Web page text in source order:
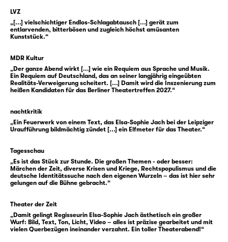
das weniger am biedermeierlichen
Familienbild kratzte.
Ein andermal durften die Märchenfiguren
weiterziehen ins Kino. Aschenputtel sogar
mehrfach: Da hatte sie plötzlich verzauberte
Haselnüsse bekommen, musste sich dafür
Disney sie zeichnete, kam die rettende Hilfe
statt von Tauben nun von einer Horde
Mäuse. Dazu gab es einen gläsernen Schuh,
drei Oscar-Nominierungen, eine eigene
Barbie-Ausgabe sowie diverse andere
Merchandise-Produkte für Cinderella, wie sie
international genannt wurde.
Noch einige Jahre zogen ins Land, da trug es
sich zu, dass viele friedliche Menschen eine
LVZ
„[...] vielschichtiger Endlos-Schlagabtausch [...] gerät zum
entlarvenden, bitterbösen und zugleich höchst amüsanten
Kunststück.“
MDR Kultur
„Der ganze Abend wirkt [...] wie ein Requiem aus Sprache und Musik.
Ein Requiem auf Deutschland, das an seiner langjährig eingeübten
Realitäts-Verweigerung scheitert. [...] Damit wird die Inszenierung zum
heißen Kandidaten für das Berliner Theatertreffen 2027.“
nachtkritik
„Ein Feuerwerk von einem Text, das Elsa-Sophie Jach bei der Leipziger
Uraufführung bildmächtig zündet [...] ein Elfmeter für das Theater.“
Tagesschau
„Es ist das Stück zur Stunde. Die großen Themen - oder besser:
Märchen der Zeit, diverse Krisen und Kriege, Rechtspopulismus und die
deutsche Identitätssuche nach den eigenen Wurzeln – das ist hier sehr
gelungen auf die Bühne gebracht.“
Theater der Zeit
„Damit gelingt Regisseurin Elsa-Sophie Jach ästhetisch ein großer
Wurf: Bild, Text, Ton, Licht, Video – alles ist präzise gearbeitet und mit
vielen Querbezügen ineinander verzahnt. Ein toller Theaterabend!“